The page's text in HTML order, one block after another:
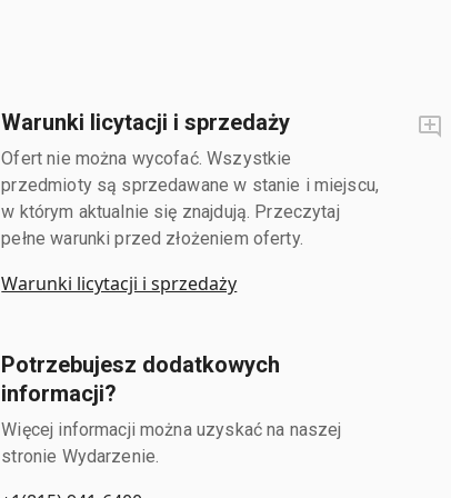
Warunki licytacji i sprzedaży
Ofert nie można wycofać. Wszystkie
przedmioty są sprzedawane w stanie i miejscu,
w którym aktualnie się znajdują. Przeczytaj
pełne warunki przed złożeniem oferty.
Warunki licytacji i sprzedaży
Potrzebujesz dodatkowych
informacji?
Więcej informacji można uzyskać na naszej
stronie Wydarzenie.